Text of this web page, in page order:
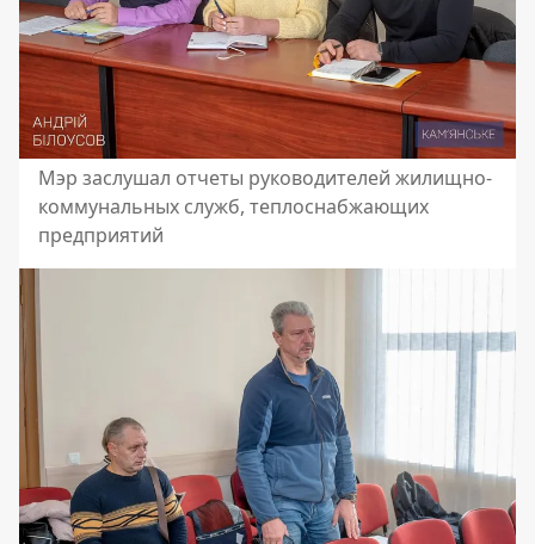
Мэр заслушал отчеты руководителей жилищно-
коммунальных служб, теплоснабжающих
предприятий